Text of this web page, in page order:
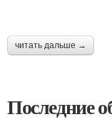
читать дальше →
Последние